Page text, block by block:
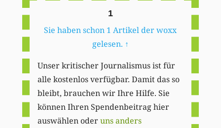
1
Sie haben schon 1 Artikel der woxx
gelesen. ↑
Unser kritischer Journalismus ist für
alle kostenlos verfügbar. Damit das so
bleibt, brauchen wir Ihre Hilfe. Sie
können Ihren Spendenbeitrag hier
auswählen oderuns anders